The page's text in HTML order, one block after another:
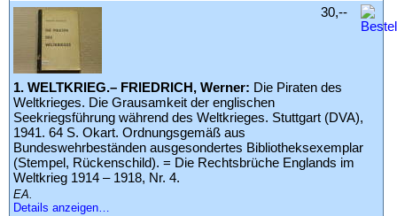
1. WELTKRIEG.– FRIEDRICH, Werner: Die Piraten des
Weltkrieges. Die Grausamkeit der englischen
Seekriegsführung während des Weltkrieges. Stuttgart (DVA),
1941. 64 S. Okart. Ordnungsgemäß aus
Bundeswehrbeständen ausgesondertes Bibliotheksexemplar
(Stempel, Rückenschild). = Die Rechtsbrüche Englands im
Weltkrieg 1914 – 1918, Nr. 4.
EA.
Details anzeigen…
30,--